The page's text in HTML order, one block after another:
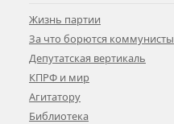
Жизнь партии
За что борются коммунисты
Депутатская вертикаль
КПРФ и мир
Агитатору
Библиотека